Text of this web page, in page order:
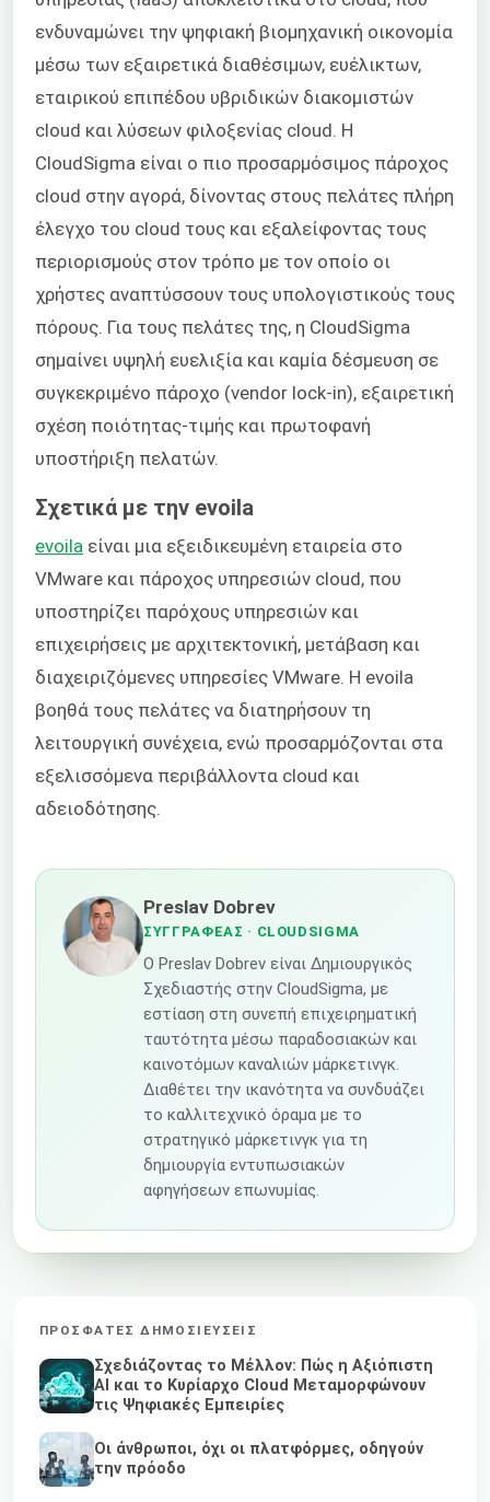
ενδυναμώνει την ψηφιακή βιομηχανική οικονομία
μέσω των εξαιρετικά διαθέσιμων, ευέλικτων,
εταιρικού επιπέδου υβριδικών διακομιστών
cloud και λύσεων φιλοξενίας cloud. Η
CloudSigma είναι ο πιο προσαρμόσιμος πάροχος
cloud στην αγορά, δίνοντας στους πελάτες πλήρη
έλεγχο του cloud τους και εξαλείφοντας τους
περιορισμούς στον τρόπο με τον οποίο οι
χρήστες αναπτύσσουν τους υπολογιστικούς τους
πόρους. Για τους πελάτες της, η CloudSigma
σημαίνει υψηλή ευελιξία και καμία δέσμευση σε
συγκεκριμένο πάροχο (vendor lock-in), εξαιρετική
σχέση ποιότητας-τιμής και πρωτοφανή
υποστήριξη πελατών.
Σχετικά με την evoila
evoila είναι μια εξειδικευμένη εταιρεία στο
VMware και πάροχος υπηρεσιών cloud, που
υποστηρίζει παρόχους υπηρεσιών και
επιχειρήσεις με αρχιτεκτονική, μετάβαση και
διαχειριζόμενες υπηρεσίες VMware. Η evoila
βοηθά τους πελάτες να διατηρήσουν τη
λειτουργική συνέχεια, ενώ προσαρμόζονται στα
εξελισσόμενα περιβάλλοντα cloud και
αδειοδότησης.
Preslav Dobrev
ΣΥΓΓΡΑΦΈΑΣ · CLOUDSIGMA
Ο Preslav Dobrev είναι Δημιουργικός
Σχεδιαστής στην CloudSigma, με
εστίαση στη συνεπή επιχειρηματική
ταυτότητα μέσω παραδοσιακών και
καινοτόμων καναλιών μάρκετινγκ.
Διαθέτει την ικανότητα να συνδυάζει
το καλλιτεχνικό όραμα με το
στρατηγικό μάρκετινγκ για τη
δημιουργία εντυπωσιακών
αφηγήσεων επωνυμίας.
ΠΡΌΣΦΑΤΕΣ ΔΗΜΟΣΙΕΎΣΕΙΣ
Σχεδιάζοντας το Μέλλον: Πώς η Αξιόπιστη
AI και το Κυρίαρχο Cloud Μεταμορφώνουν
τις Ψηφιακές Εμπειρίες
Οι άνθρωποι, όχι οι πλατφόρμες, οδηγούν
την πρόοδο